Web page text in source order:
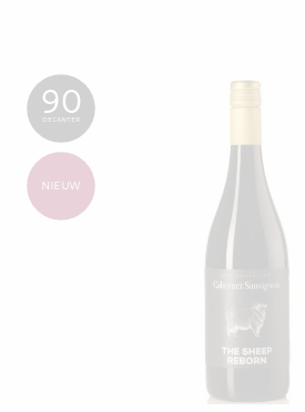
90
DECANTER
NIEUW